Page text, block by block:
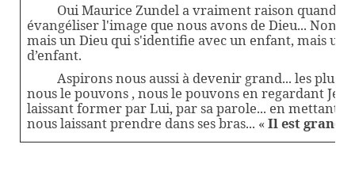
Oui Maurice Zundel a vraiment raison quand il
évangéliser l'image que nous avons de Dieu... Non
mais un Dieu qui s'identifie avec un enfant, mais un
d’enfant.
Aspirons nous aussi à devenir grand... les plus
nous le pouvons , nous le pouvons en regardant
laissant former par Lui, par sa parole... en mettant
nous laissant prendre dans ses bras... «Il est grand